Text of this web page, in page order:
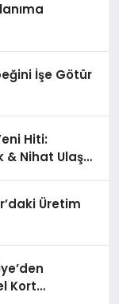
İşe Götür
Hiti:
& Nihat Ulaş
Üretim
Kort